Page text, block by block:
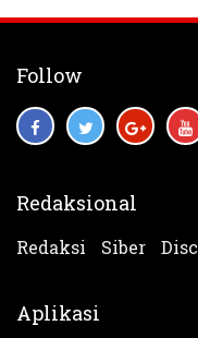
Follow
Redaksional
Redaksi Siber
Aplikasi